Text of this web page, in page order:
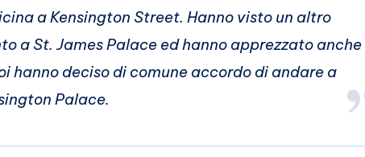
a Kensington Street. Hanno visto un altro
a St. James Palace ed hanno apprezzato anche
hanno deciso di comune accordo di andare a
Palace.